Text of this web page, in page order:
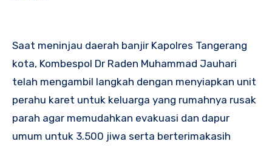
Saat meninjau daerah banjir Kapolres Tangerang
kota, Kombespol Dr Raden Muhammad Jauhari
telah mengambil langkah dengan menyiapkan unit
perahu karet untuk keluarga yang rumahnya rusak
parah agar memudahkan evakuasi dan dapur
umum untuk 3.500 jiwa serta berterimakasih